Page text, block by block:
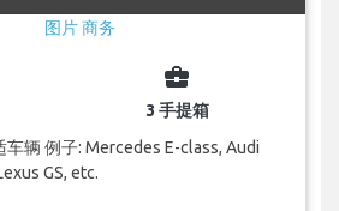
business_center
3 手提箱
辆 例子: Mercedes E-class, Audi
GS, etc.